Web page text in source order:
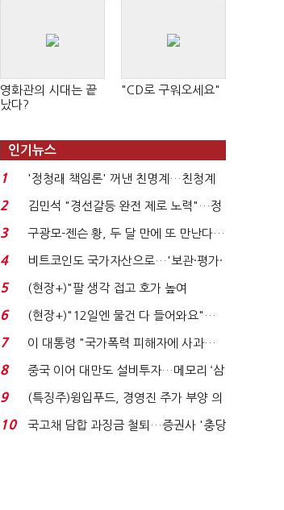
영화관의 시대는 끝
났다?
"CD로 구워오세요"
인기뉴스
1
'정청래 책임론' 꺼낸 친명계…친청계
는 추가투표 때리기...
2
김민석 "경선갈등 완전 제로 노력"…정
청래 "반명 공세 사...
3
구광모-젠슨 황, 두 달 만에 또 만난다…
로봇·AI 등 논...
4
비트코인도 국가자산으로…'보관·평가·
처분' 기준은 ...
5
(현장+)"팔 생각 접고 호가 높여
요"…'덜 똘똘한 한 채' 20...
6
(현장+)"12일엔 물건 다 들어와요"…
빈 매대 채우며 문 연 ...
7
이 대통령 "국가폭력 피해자에 사과…
적극적 조사로 진...
8
중국 이어 대만도 설비투자…메모리 ‘삼
국전쟁’
9
(특징주)윙입푸드, 경영진 주가 부양 의
지에 상한가...
10
국고채 담합 과징금 철퇴…증권사 '충당